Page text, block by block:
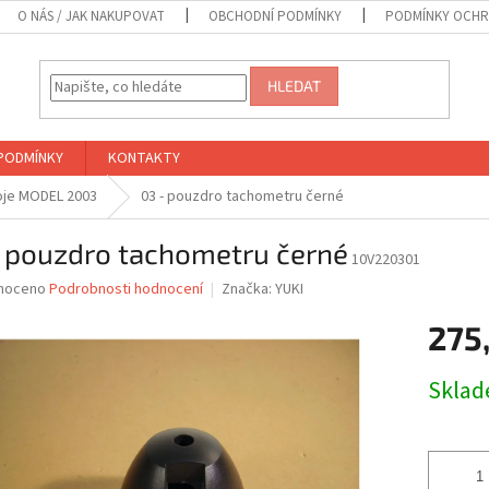
O NÁS / JAK NAKUPOVAT OBCHODNÍ PODMÍNKY PODMÍNKY
HLEDAT
KONTAKTY
MODEL 2003 03 - pouzdro tachometru černé
tachometru černé 10V220301
Podrobnosti hodnocení Značka: YUKI
cena: